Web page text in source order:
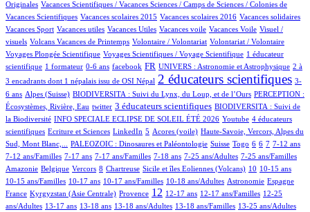
Originales
5/618
Vacances Scientifiques / Vacances Sciences / Camps de Sciences / Colonies de
Vacances Scientifiques
1/618 Vacances scolaires 2015
1/618 Vacances scolaires 2016
1/618 Vacances solidaires
1/618
Vacances Sport
1/618 Vacances utiles
1/618 Vacances Utiles
1/618 Vacances voile
1/618 Vacances Voile
1/618
Visuel /
visuels
6/618Volcans Vacances de Printemps
1/618 Volontaire / Volontariat
1/618 Volontariat / Volontaire
36/618
Voyages Plongée Scientifique
7/618 Voyages Scientifiques / Voyage Scientifique
69/618
1 éducateur
scientifique
4/618 1 formateur
1/618 0-6 ans
9/618 facebook
204/618 FR
18/618 UNIVERS : Astronomie et Astrophysique
6/618
2 à
3 encadrants dont 1 népalais issu de OSI Népal
397/618 2 éducateurs scientifiques
10/618
3-
6 ans
78/618Alpes (Suisse)
32/618 BIODIVERSITA : Suivi du Lynx, du Loup, et de l’Ours
8/618
PERCEPTION :
Écosystèmes, Rivière, Eau
1/618 twitter
158/618 3 éducateurs scientifiques
45/618
BIODIVERSITA : Suivi de
la Biodiversité
35/618 INFO SPECIALE ECLIPSE DE SOLEIL ÉTÉ 2026
1/618 Youtube
23/618
4 éducateurs
scientifiques
1/618 Ecriture et Sciences
1/618 LinkedIn
17/618 5
5/618 Acores (voile)
10/618
Haute-Savoie, Vercors, Alpes du
Sud, Mont Blanc,...
48/618 PALEOZOIC : Dinosaures et Paléontologie
2/618 Suisse
4/618 Togo
1/618 6
26/618 6
42/618 7
11/618 7-12 ans
50/618
7-12 ans/Familles
3/618 7-17 ans
25/618 7-17 ans/Familles
21/618 7-18 ans
2/618 7-25 ans/Adultes
8/618 7-25 ans/Familles
3/618
Amazonie
1/618 Belgique
1/618 Vercors
42/618 8
1/618 Chartreuse
6/618 Sicile et îles Eoliennes (Volcans)
64/618 10
3/618 10-15 ans
1/618
10-15 ans/Familles
11/618 10-17 ans
8/618 10-17 ans/Familles
4/618 10-18 ans/Adultes
37/618 Astronomie
35/618 Espagne
8/618
France
49/618Kyrgyzstan (Asie Centrale)
126/618 Provence
277/618 12
15/618 12-17 ans
2/618 12-17 ans/Familles
1/618
12-25
ans/Adultes
87/618 13-17 ans
7/618 13-18 ans
32/618 13-18 ans/Adultes
7/618 13-18 ans/Familles
1/618 13-25 ans/Adultes
4/618